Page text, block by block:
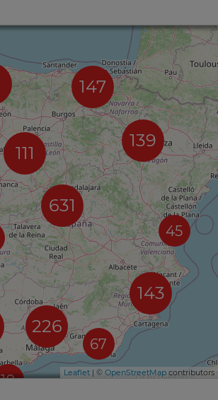
147
111
631
10
226
139
67
45
143
Leaflet | © OpenStreetMap contributors